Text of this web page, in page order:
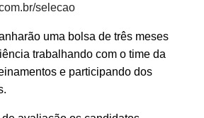
selecao
uma bolsa de três meses
trabalhando com o time da
e participando dos